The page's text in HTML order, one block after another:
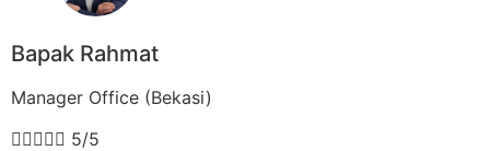
Bapak Rahmat
Manager Office (Bekasi)
 5/5